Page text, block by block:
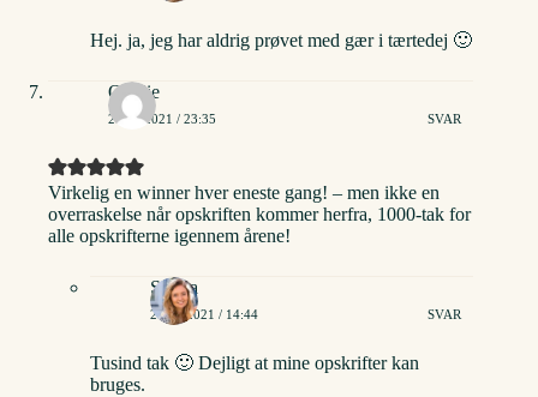
Hej. ja, jeg har aldrig prøvet med gær i tærtedej 🙂
Othilie
24/02/2021 / 23:35 SVAR
Virkelig en winner hver eneste gang! – men ikke en
overraskelse når opskriften kommer herfra, 1000-tak for
alle opskrifterne igennem årene!
Stinna
25/02/2021 / 14:44 SVAR
Tusind tak 🙂 Dejligt at mine opskrifter kan
bruges.